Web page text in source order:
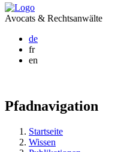
Avocats & Rechtsanwälte
de
fr
en
Pfadnavigation
Startseite
Wissen